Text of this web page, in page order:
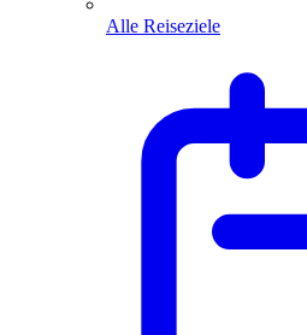
Alle Reiseziele